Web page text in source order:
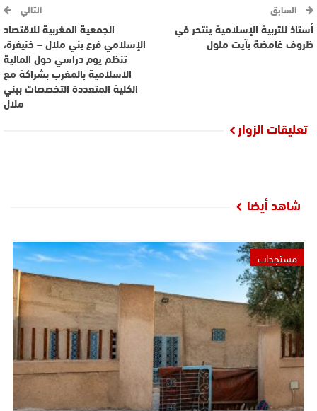
السابق
أستاذ للتربية الإسلامية ينتحر في
ظروف غامضة بآيت ملول
التالي
الجمعية المغربية للاقتصاد
الإسلامي فرع بني ملال – خنيفرة،
تنظم يوم دراسي حول المالية
الاسلامية بالمغرب بشراكة مع
الكلية المتعددة التخصصات ببني
ملال
تعليقات الزوار
شاهد أيضا
مستجدات